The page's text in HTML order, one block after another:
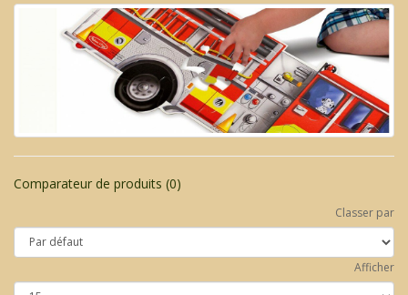
Comparateur de produits (0)
Classer par
Afficher